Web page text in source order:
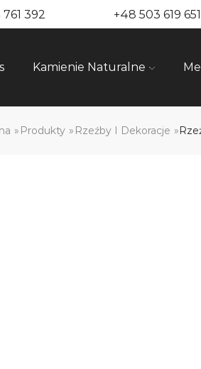
392 +48 503 619 651
Kamienie Naturalne
» Produkty » Rzeźby I Dekoracje »